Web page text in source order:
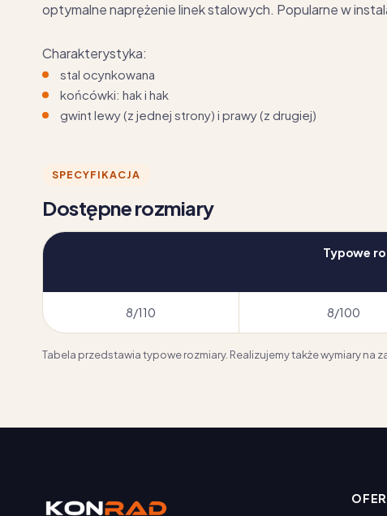
optymalne naprężenie linek stalowych. Popularne w
Charakterystyka:
stal ocynkowana
końcówki: hak i hak
gwint lewy (z jednej strony) i prawy (z drugiej)
SPECYFIKACJA
Dostępne rozmiary
Typowe
8/110 8/100
Tabela przedstawia typowe rozmiary. Realizujemy także wymiary na